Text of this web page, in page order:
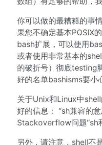
你可以做的最糟糕的事
果您不确定基本POSIX
bash扩展，可以使用
或者使用非常基本的
的破折号）彻底testing
好的名单bashisms要小
关于Unix和Linux中
好的信息： “sh兼容的
Stackoverflow问题“sh
另外，请注意，shell不